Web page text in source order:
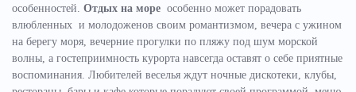
особенностей. Отдых на море особенно может порадовать
влюбленных и молодоженов своим романтизмом, вечера с ужином
на берегу моря, вечерние прогулки по пляжу под шум морской
волны, а гостеприимность курорта навсегда оставят о себе приятные
воспоминания. Любителей веселья ждут ночные дискотеки, клубы,